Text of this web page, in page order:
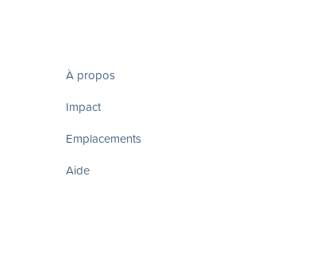
À propos
Impact
Emplacements
Aide